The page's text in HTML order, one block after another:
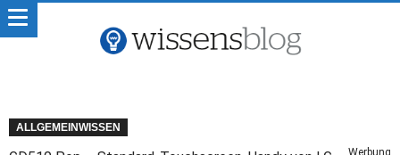
ALLGEMEINWISSEN
Werbung